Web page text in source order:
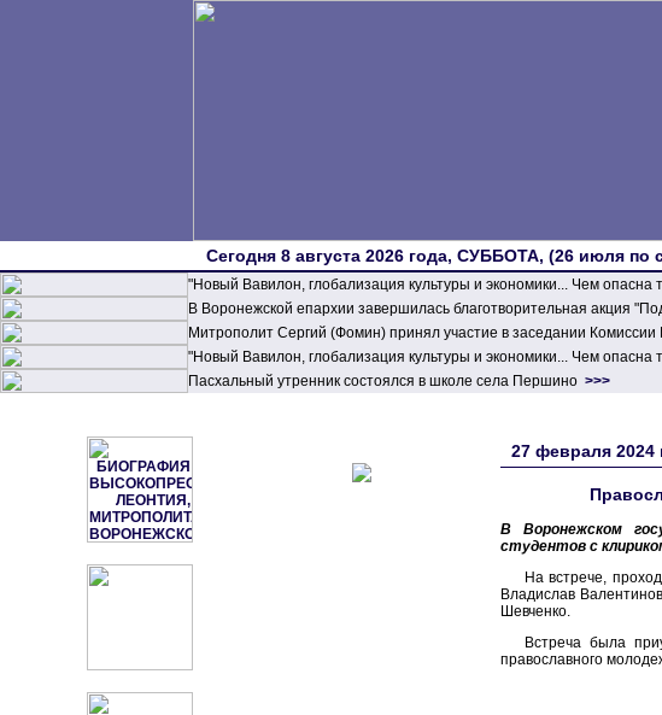
Сегодня 8 августа 2026 года, СУББОТА, (26 июля по
"Новый Вавилон, глобализация культуры и экономики... Чем опасна
В Воронежской епархии завершилась благотворительная акция
Митрополит Сергий (Фомин) принял участие в заседании
"Новый Вавилон, глобализация культуры и экономики... Чем опасна
Пасхальный утренник состоялся в школе села Першино >>>
27 февраля
В Воронежском
студентов с
На встрече,
Владислав
Шевченко.
Встреча была
православного